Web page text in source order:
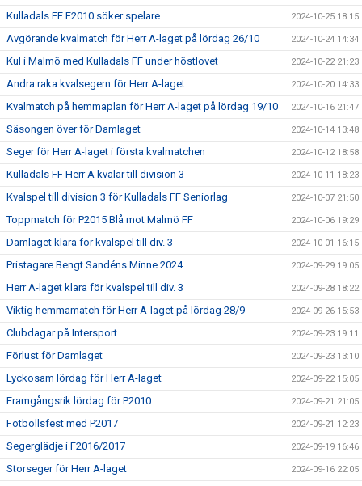
Kulladals FF F2010 söker spelare 2024-10-25 18:15
Avgörande kvalmatch för Herr A-laget på lördag 26/10 2024-10-24 14:34
Kul i Malmö med Kulladals FF under höstlovet 2024-10-22 21:23
Andra raka kvalsegern för Herr A-laget 2024-10-20 14:33
Kvalmatch på hemmaplan för Herr A-laget på lördag 19/10 2024-10-16 21:47
Säsongen över för Damlaget 2024-10-14 13:48
Seger för Herr A-laget i första kvalmatchen 2024-10-12 18:58
Kulladals FF Herr A kvalar till division 3 2024-10-11 18:23
Kvalspel till division 3 för Kulladals FF Seniorlag 2024-10-07 21:50
Toppmatch för P2015 Blå mot Malmö FF 2024-10-06 19:29
Damlaget klara för kvalspel till div. 3 2024-10-01 16:15
Pristagare Bengt Sandéns Minne 2024 2024-09-29 19:05
Herr A-laget klara för kvalspel till div. 3 2024-09-28 18:22
Viktig hemmamatch för Herr A-laget på lördag 28/9 2024-09-26 15:53
Clubdagar på Intersport 2024-09-23 19:11
Förlust för Damlaget 2024-09-23 13:10
Lyckosam lördag för Herr A-laget 2024-09-22 15:05
Framgångsrik lördag för P2010 2024-09-21 21:05
Fotbollsfest med P2017 2024-09-21 12:23
Segerglädje i F2016/2017 2024-09-19 16:46
Storseger för Herr A-laget 2024-09-16 22:05